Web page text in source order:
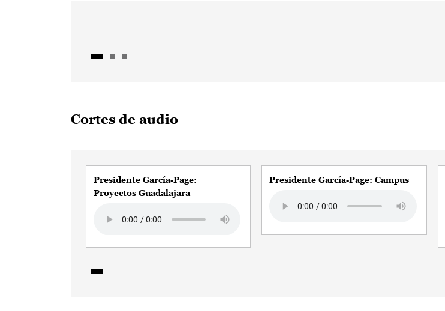
Cortes de audio
Presidente García-Page:
Proyectos Guadalajara
Presidente García-Page: Campus